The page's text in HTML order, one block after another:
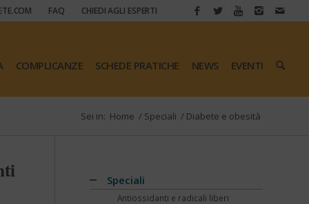
FAQ CHIEDI AGLI ESPERTI
COMPLICANZE SCHEDE PRATICHE NEWS EVENTI
Sei in: Home / Speciali / Diabete e obesità
Speciali
Antiossidanti e radicali liberi